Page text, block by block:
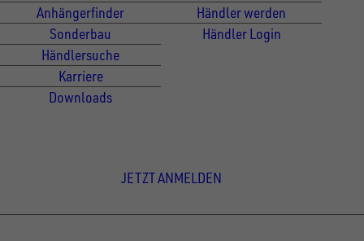
Anhängerfinder
Sonderbau
Händlersuche
Karriere
Downloads
Händler werden
Händler Login
JETZT ANMELDEN